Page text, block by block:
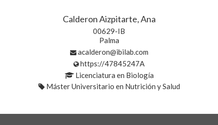
Calderon Aizpitarte, Ana
00629-IB
Palma
acalderon@ibilab.com
https://47845247A
Licenciatura en Biología
Máster Universitario en Nutrición y Salud